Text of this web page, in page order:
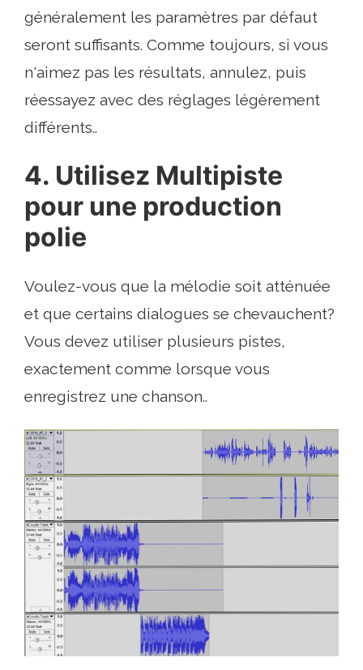
généralement les paramètres par défaut
seront suffisants. Comme toujours, si vous
n'aimez pas les résultats, annulez, puis
réessayez avec des réglages légèrement
différents..
4. Utilisez Multipiste
pour une production
polie
Voulez-vous que la mélodie soit atténuée
et que certains dialogues se chevauchent?
Vous devez utiliser plusieurs pistes,
exactement comme lorsque vous
enregistrez une chanson..